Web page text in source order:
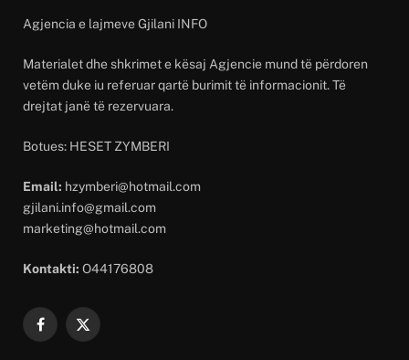
Agjencia e lajmeve Gjilani INFO
Materialet dhe shkrimet e kësaj Agjencie mund të përdoren
vetëm duke iu referuar qartë burimit të informacionit. Të
drejtat janë të rezervuara.
Botues: HESET ZYMBERI
Email: hzymberi@hotmail.com
gjilani.info@gmail.com
marketing@hotmail.com
Kontakti: O44176808
Facebook
X